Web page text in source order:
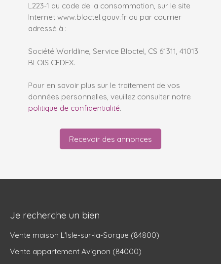
L223-1 du code de la consommation, sur le site
Internet www.bloctel.gouv.fr ou par courrier
adressé à :
Société Worldline, Service Bloctel, CS 61311, 41013
BLOIS CEDEX.
Pour en savoir plus sur le traitement de vos
données personnelles, veuillez consulter notre
politique de confidentialité.
Recevoir des annonces
Je recherche un bien
Vente maison L'Isle-sur-la-Sorgue (84800)
Vente appartement Avignon (84000)